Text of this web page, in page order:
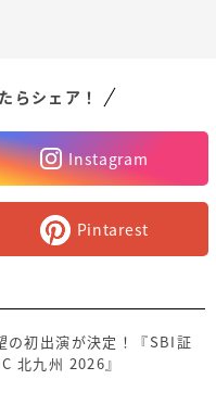
らシェア！
Instagram
Pintarest
の初出演が決定！『SBI証
北九州 2026』